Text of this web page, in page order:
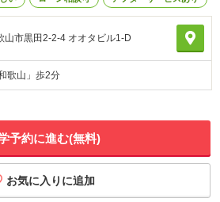
山市黒田2-2-4 オオタビル1-D
歌山」歩2分
予約に進む(無料)